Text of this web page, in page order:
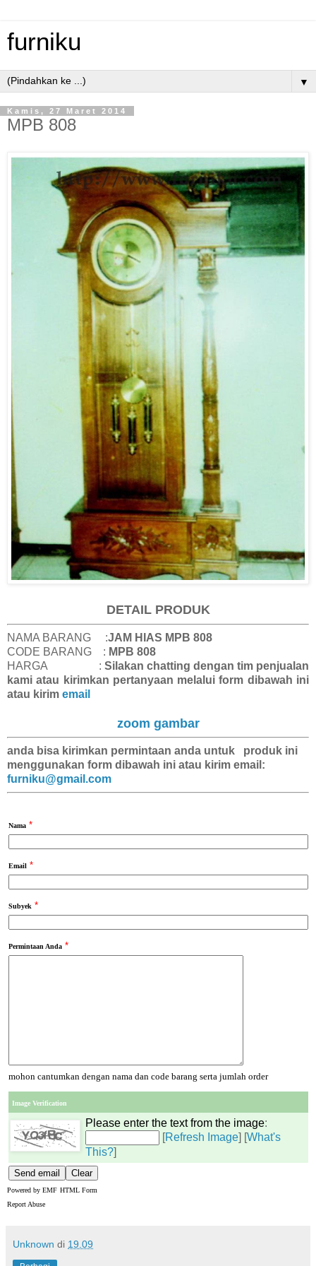
furniku
▼
Kamis, 27 Maret 2014
MPB 808
DETAIL PRODUK
NAMA BARANG :JAM HIAS MPB 808
CODE BARANG : MPB 808
HARGA : Silakan chatting dengan tim penjualan
kami atau kirimkan pertanyaan melalui form dibawah ini
atau kirim email
zoom gambar
anda bisa kirimkan permintaan anda untuk produk ini
menggunakan form dibawah ini atau kirim email:
furniku@gmail.com
Nama *
Email *
Subyek *
Permintaan Anda *
mohon cantumkan dengan nama dan code barang serta jumlah order
Image Verification
Please enter the text from the image:
[Refresh Image] [What's
This?]
Powered by EMF HTML Form
Report Abuse
Unknown di 19.09